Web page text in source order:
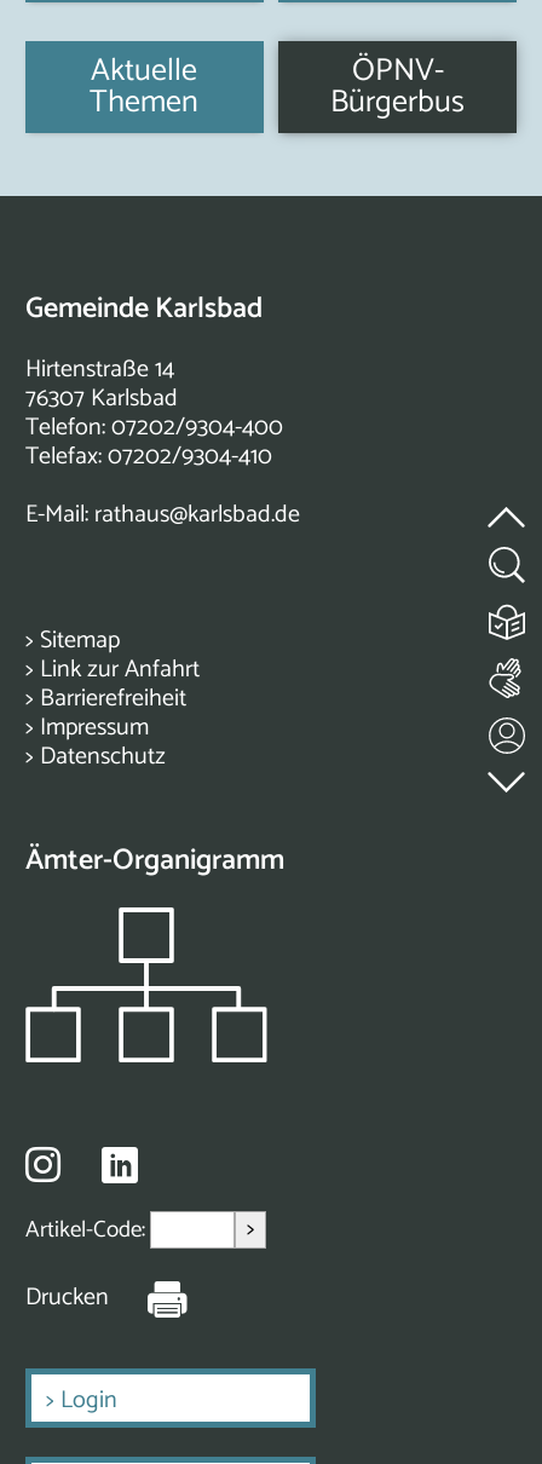
Aktuelle
Themen
ÖPNV-
Bürgerbus
Gemeinde Karlsbad
Hirtenstraße 14
76307 Karlsbad
Telefon: 07202/9304-400
Telefax: 07202/9304-410
E-Mail:rathaus@karlsbad.de
> Sitemap
> Link zur Anfahrt
> Barrierefreiheit
> Impressum
> Datenschutz
Ämter-Organigramm
Artikel-Code: >
Drucken
> Login